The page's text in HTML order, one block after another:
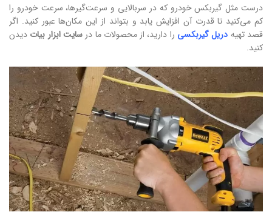
درست مثل گیربکس خودرو که در سربالایی و سرعت‌گیرها، سرعت خودرو را
کم می‌کنید تا قدرت آن افزایش یابد و بتواند از این مکان‌ها عبور کنید. اگر
قصد تهیه دریل گیربکسی را دارید، از محصولات ما درسایت ابزار بیات دیدن
کنید.